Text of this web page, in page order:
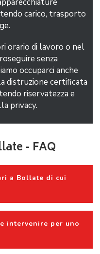
carico, trasporto
orario di lavoro o nel
senza
occuparci anche
distruzione certificata
riservatezza e
privacy.
- FAQ
a Bollate di cui
intervenire per uno